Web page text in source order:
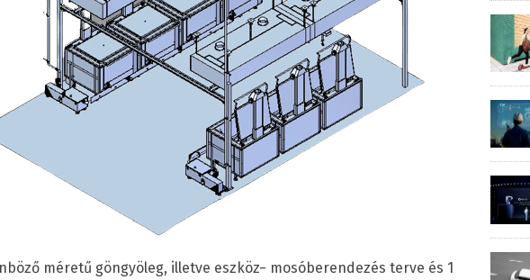
méretű göngyöleg, illetve eszköz− mosóberendezés terve és 1